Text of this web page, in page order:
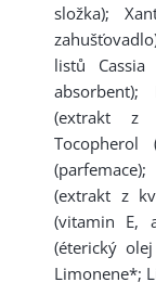
složka);
listů Cassia
(extrakt z
Tocopherol
(extrakt z
(vitamin E,
(éterický
Limonene*;